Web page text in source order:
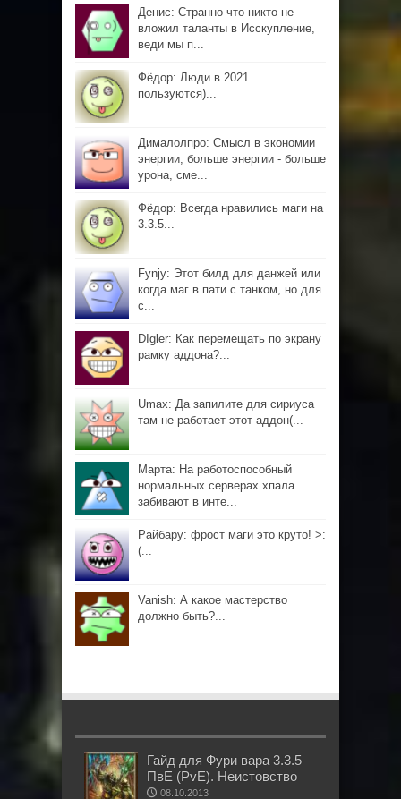
Денис: Странно что никто не
вложил таланты в Исскупление,
веди мы п...
Фёдор: Люди в 2021
пользуются)...
Дималолпро: Смысл в экономии
энергии, больше энергии - больше
урона, сме...
Фёдор: Всегда нравились маги на
3.3.5...
Fynjy: Этот билд для данжей или
когда маг в пати с танком, но для
с...
DIgler: Как перемещать по экрану
рамку аддона?...
Umax: Да запилите для сириуса
там не работает этот аддон(...
Марта: На работоспособный
нормальных серверах хпала
забивают в инте...
Райбару: фрост маги это круто! >:
(...
Vanish: А какое мастерство
должно быть?...
Гайд для Фури вара 3.3.5
ПвЕ (PvE). Неистовство
08.10.2013